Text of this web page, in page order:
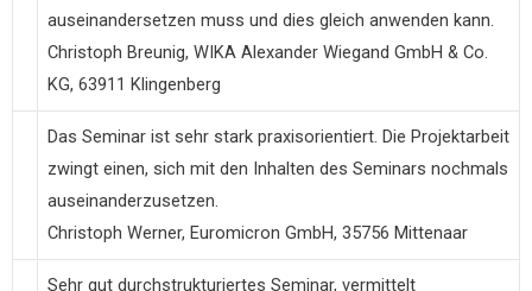
auseinandersetzen muss und dies gleich anwenden kann.
Christoph Breunig, WIKA Alexander Wiegand GmbH & Co.
KG, 63911 Klingenberg
Das Seminar ist sehr stark praxisorientiert. Die Projektarbeit
zwingt einen, sich mit den Inhalten des Seminars nochmals
auseinanderzusetzen.
Christoph Werner, Euromicron GmbH, 35756 Mittenaar
Sehr gut durchstrukturiertes Seminar, vermittelt